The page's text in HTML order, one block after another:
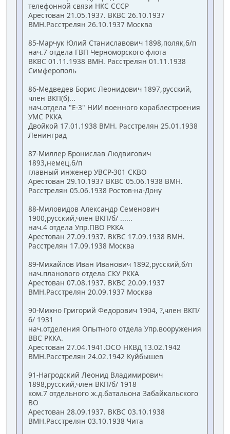
телефонной связи НКС СССР
Арестован 21.05.1937. ВКВС 26.10.1937
ВМН.Расстрелян 26.10.1937 Москва
85-Марчук Юлий Станиславович 1898,поляк,б/п
нач.7 отдела ГВП Черноморского флота
ВКВС 01.11.1938 ВМН. Расстрелян 01.11.1938
Симферополь
86-Медведев Борис Леонидович 1897,русский,
член ВКП(б)...
нач.отдела "Е-3" НИИ военного кораблестроения
УМС РККА
Двойкой 17.01.1938 ВМН. Расстрелян 25.01.1938
Ленинград
87-Миллер Бронислав Людвигович
1893,немец,б/п
главный инженер УВСР-301 СКВО
Арестован 29.10.1937 ВКВС 05.06.1938 ВМН.
Расстрелян 05.06.1938 Ростов-на-Дону
88-Миловидов Александр Семенович
1900,русский,член ВКП/б/ ......
нач.4 отдела Упр.ПВО РККА
Арестован 27.09.1937. ВКВС 17.09.1938 ВМН.
Расстрелян 17.09.1938 Москва
89-Михайлов Иван Иванович 1892,русский,б/п
нач.планового отдела СКУ РККА
Арестован 07.08.1937. ВКВС 20.09.1937
ВМН.Расстрелян 20.09.1937 Москва
90-Михно Григорий Федорович 1904, ?,член ВКП/
б/ 1931
нач.отделения Опытного отдела Упр.вооружения
ВВС РККА.
Арестован 27.04.1941.ОСО НКВД 13.02.1942
ВМН.Расстрелян 24.02.1942 Куйбышев
91-Нагродский Леонид Владимирович
1898,русский,член ВКП/б/ 1918
ком.7 отдельного ж.д.батальона Забайкальского
ВО
Арестован 28.09.1937. ВКВС 03.10.1938
ВМН.Расстрелян 03.10.1938 Чита